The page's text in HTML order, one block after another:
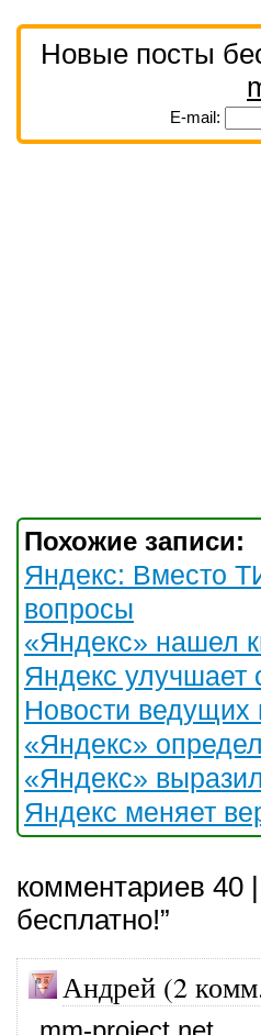
Новые посты
E-mail:
Похожие записи:
Яндекс: Вместо
вопросы
«Яндекс» нашел
Яндекс улучшает
Новости ведущих
«Яндекс»
«Яндекс»
Яндекс меняет
комментариев
бесплатно!”
Андрей (2